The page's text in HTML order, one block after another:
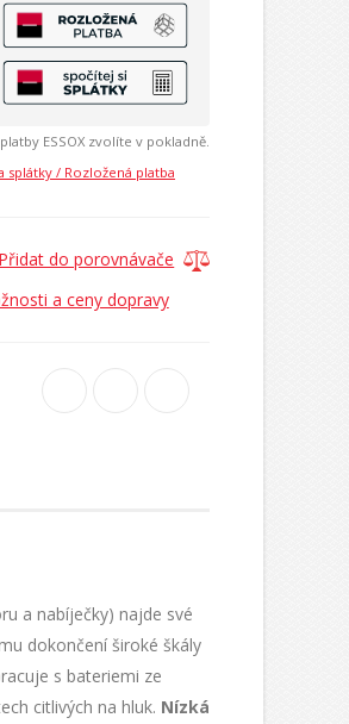
ESSOX zvolíte v pokladně.
splátky / Rozložená platba
Přidat do porovnávače
a ceny dopravy
a nabíječky) najde své
dokončení široké škály
s bateriemi ze
citlivých na hluk. Nízká